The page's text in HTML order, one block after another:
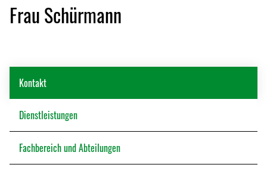
Frau Schürmann
Kontakt
Dienstleistungen
Fachbereich und Abteilungen